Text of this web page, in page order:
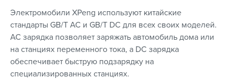
Электромобили XPeng используют китайские
стандарты GB/T AC и GB/T DC для всех своих моделей.
AC зарядка позволяет заряжать автомобиль дома или
на станциях переменного тока, а DC зарядка
обеспечивает быструю подзарядку на
специализированных станциях.